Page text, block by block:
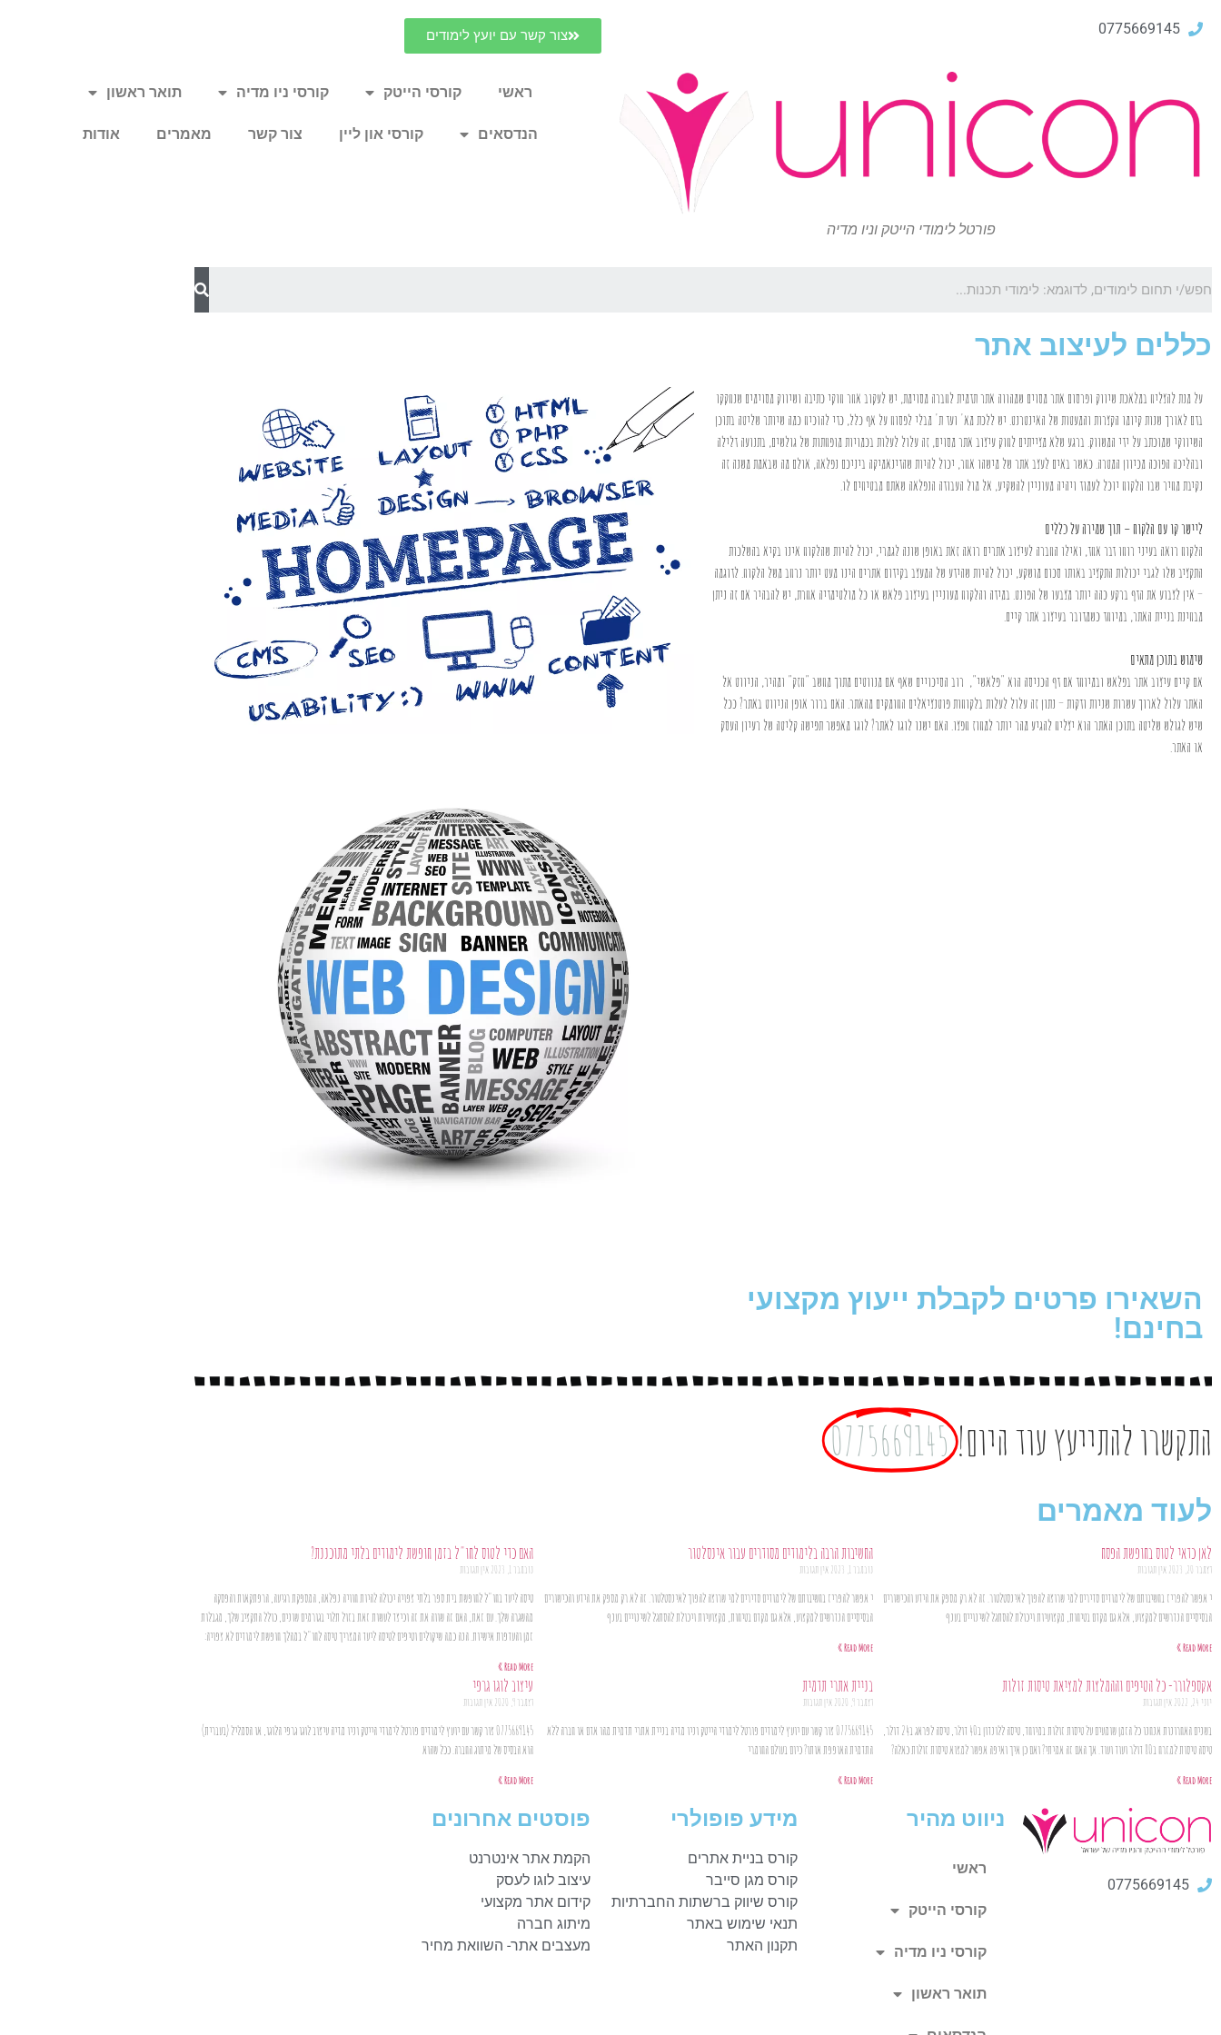
0775669145 צור קשר עם יועץ לימודים
פורטל לימודי הייטק וניו מדיה
ראשי קורסי הייטק קורסי ניו מדיה תואר ראשון
הנדסאים קורסי און ליין צור קשר מאמרים אודות
כללים לעיצוב אתר
על מנת להצליח במלאכת שיווק ופרסום אתר מסוים שמהווה אתר תדמית לחברה מסוימת, יש לעקוב אחר חוקי כתיבה ושיווק מסוימים שנחקקו
בדם לאורך שנות קיומו הקצרות והמעטות של האינטרנט. יש ללכת מא' ועד ת' מבלי לפסוח על אף כלל, כדי להוכיח כמה שיותר שליטה בתוכן
השיווקי שמוכתב על ידי המשווק. ברגע שלא מצייתים לחוק עיצוב אתר מסוים, זה עלול לעלות בכמויות מופחתות של גולשים, בתנועה דלילה
ובהליכה הפוכה מכיוון המטרה. כאשר באים לעצב אתר של מישהו אחר, יכול להיות שהדינאמיקה ביניכם נפלאה, אולם מה שבאמת משנה זה
נקיבת מחיר שבו הלקוח יוכל לעמוד ויהיה מעוניין להשקיע, אל מול העבודה הנפלאה שאתם מבטיחים לו.
ליישר קו עם הלקוח – תוך שמירה על כללים
הלקוח רואה בעיני רוחו דבר אחד, ואילו החברה לעיצוב אתרים רואה זאת באופן שונה לגמרי, יכול להיות שהלקוח אינו בקיא בהשלכות
התקציב שלו לגבי יכולות התקציב באותו סכום מושקע, יכול להיות שהידע של המעצב בקידום אתרים הינו מעט יותר נרחב משל הלקוח. לדוגמה
– אין לצבוע את הדף ברקע כהה יותר מצבעו של הפונט. במידה והלקוח מעוניין בעיצוב פלאש או כל מולטימדיה אחרת, יש להבהיר אם זה ניתן
מבחינת בניית האתר, במיוחד כשמדובר בעיצוב אתר קיים.
שימוש בתוכן מתאים
אם קיים עיצוב אתר בפלאש ובמיוחד אם דף הכניסה הוא "פלאשי", רוב הסיכויים שאף אם מנווטים מתוך מחשב "חזק" ומהיר, הניווט אל
האתר עלול לארוך עשרות שניות ודקות – נתון זה עלול לעלות בלקוחות פוטנציאלים החומקים מהאתר. האם ברור אופן הניווט באתר? ככל
שיש לגולש שליטה בתוכן האתר הוא יצליח להגיע מהר יותר למחוז חפצו. האם ישנו לוגו לאתר? לוגו מאפשר תפישה קליטה של רעיון העסק
או האתר.
השאירו פרטים לקבלת ייעוץ מקצועי
בחינם!
התקשרו להתייעץ עוד היום!0775669145
לעוד מאמרים
לאן כדאי לטוס בחופשת הפסח
דצמבר 20, 2023 אין תגובות
י אפשר להפריז בחשיבותם של לימודים סדירים למי שרוצה להפוך לאינסטלטור. זה לא רק מספק את הידע והכישורים
הבסיסיים הנדרשים למקצוע, אלא גם מקדם בטיחות, מקצועיות ויכולת להסתגל לשינויים בענף
Read More »
החשיבות הרבה בלימודים מסודרים עבור אינסלטור
נובמבר 1, 2023 אין תגובות
י אפשר להפריז בחשיבותם של לימודים סדירים למי שרוצה להפוך לאינסטלטור. זה לא רק מספק את הידע והכישורים
הבסיסיים הנדרשים למקצוע, אלא גם מקדם בטיחות, מקצועיות ויכולת להסתגל לשינויים בענף
Read More »
האם כדי לטוס לחו"ל בזמן חופשת לימודים בלתי מתוכננת?
נובמבר 1, 2023 אין תגובות
טיסה ליעד בחו"ל לחופשת בית ספר בלתי צפויה יכולה להיות חוויה נפלאה, המספקת רגיעה, הרפתקאות והפסקה
מהשגרה שלך. עם זאת, האם זה שווה את זה וכיצד לעשות זאת בזול תלוי בגורמים שונים, כולל התקציב שלך, מגבלות
זמן והעדפות אישיות. הנה כמה שיקולים וטיפים לטיסה ליעד המצריך טיסה לחו"ל במהלך חופשת לימודים לא צפויה:
Read More »
אקספלורר- כל הטיפים וההמלצות למציאת טיסות זולות
יוני 24, 2022 אין תגובות
בשנים האחרונות אנחנו כל הזמן שומעים על טיסות זולות במיוחד, טיסה ללונדון ב40 דולר, טיסה לפראג ב24 דולר,
טיסה טיסות למזרח ב80 דולר ועוד ועוד. אך האם זה אמיתי? ואם כן איך ואיפה אפשר למצוא טיסות זולות כאלה?
Read More »
בניית אתרי תדמית
דצמבר 9, 2020 אין תגובות
0775669145 צור קשר עם יועץ לימודים פורטל לימודי הייטק וניו מדיה בניית אתרי תדמית מהו אדם או חברה ללא
התדמית האופפת אותו? כיום בעולם החומרי
Read More »
עיצוב לוגו גרפי
דצמבר 9, 2020 אין תגובות
0775669145 צור קשר עם יועץ לימודים פורטל לימודי הייטק וניו מדיה עיצוב לוגו גרפי הלוגו, או הסמליל (בעברית)
הוא הבסיס של מיתוג החברה. ככל שהוא
Read More »
0775669145
ניווט מהיר
ראשי
קורסי הייטק
קורסי ניו מדיה
תואר ראשון
מידע פופולרי
קורס בניית אתרים
קורס מגן סייבר
קורס שיווק ברשתות החברתיות
תנאי שימוש באתר
תקנון האתר
פוסטים אחרונים
הקמת אתר אינטרנט
עיצוב לוגו לעסק
קידום אתר מקצועי
מיתוג חברה
מעצבים אתר- השוואת מחיר